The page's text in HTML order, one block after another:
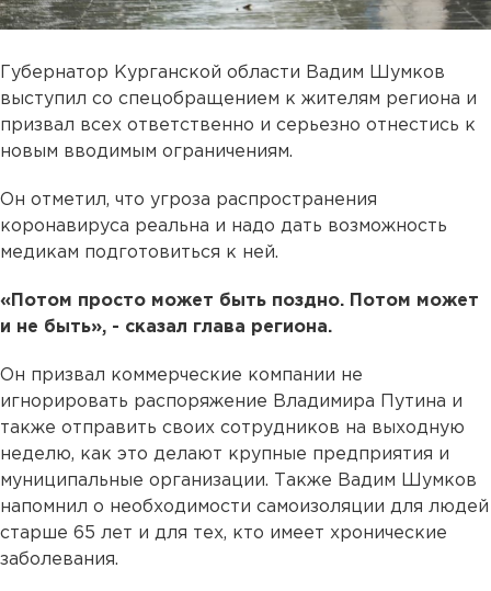
Губернатор Курганской области Вадим Шумков
выступил со спецобращением к жителям региона и
призвал всех ответственно и серьезно отнестись к
новым вводимым ограничениям.
Он отметил, что угроза распространения
коронавируса реальна и надо дать возможность
медикам подготовиться к ней.
«Потом просто может быть поздно. Потом может
и не быть», - сказал глава региона.
Он призвал коммерческие компании не
игнорировать распоряжение Владимира Путина и
также отправить своих сотрудников на выходную
неделю, как это делают крупные предприятия и
муниципальные организации. Также Вадим Шумков
напомнил о необходимости самоизоляции для людей
старше 65 лет и для тех, кто имеет хронические
заболевания.